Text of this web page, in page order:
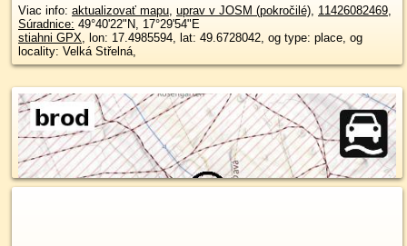
Viac info: aktualizovať mapu, uprav v JOSM (pokročilé), 11426082469,
Súradnice: 49°40'22"N, 17°29'54"E
stiahni GPX, lon: 17.4985594, lat: 49.6728042, og type: place, og
locality: Velká Střelná,